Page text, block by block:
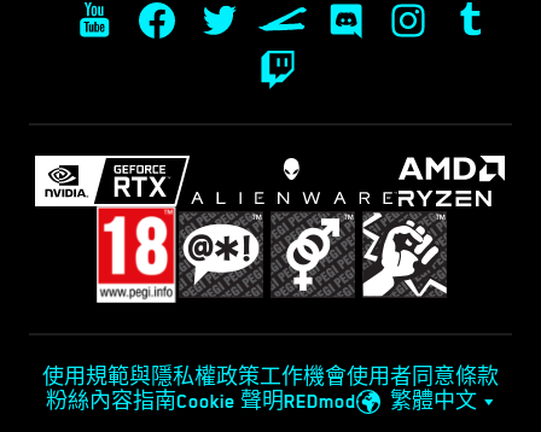
使用規範與隱私權政策工作機會使用者同意條款
粉絲內容指南Cookie 聲明REDmod 繁體中文